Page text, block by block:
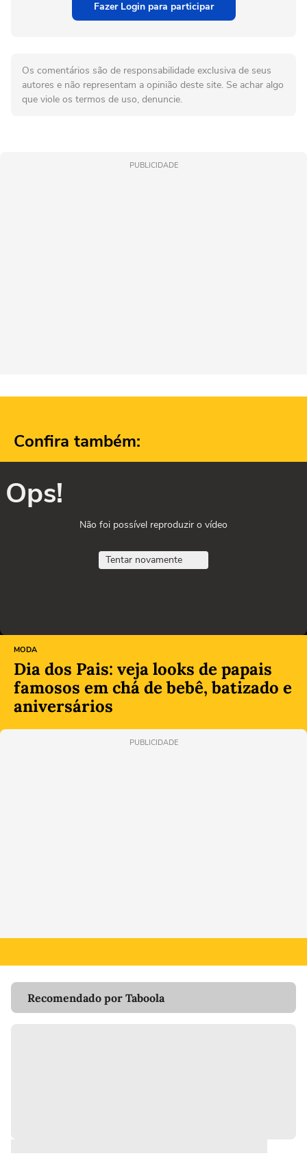
Fazer Login para participar
Os comentários são de responsabilidade exclusiva de seus
autores e não representam a opinião deste site. Se achar algo
que viole os termos de uso, denuncie.
PUBLICIDADE
Confira também:
Ops!
Não foi possível reproduzir o vídeo
Tentar novamente
MODA
Dia dos Pais: veja looks de papais
famosos em chá de bebê, batizado e
aniversários
PUBLICIDADE
Recomendado por Taboola